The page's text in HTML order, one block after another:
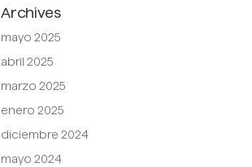
Archives
mayo 2025
abril 2025
marzo 2025
enero 2025
diciembre 2024
mayo 2024